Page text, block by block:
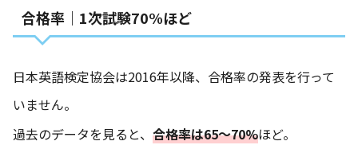
合格率｜1次試験70%ほど
日本英語検定協会は2016年以降、合格率の発表を行って
いません。
過去のデータを見ると、 合格率は65〜70%ほど。